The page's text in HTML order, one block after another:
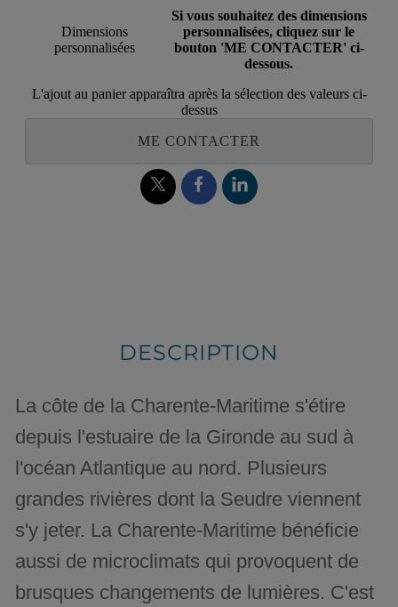
Dimensions
personnalisées
Si vous souhaitez des dimensions
personnalisées, cliquez sur le
bouton 'ME CONTACTER' ci-
dessous.
L'ajout au panier apparaîtra après la sélection des valeurs ci-
dessus
ME CONTACTER
DESCRIPTION
La côte de la Charente-Maritime s'étire
depuis l'estuaire de la Gironde au sud à
l'océan Atlantique au nord. Plusieurs
grandes rivières dont la Seudre viennent
s'y jeter. La Charente-Maritime bénéficie
aussi de microclimats qui provoquent de
brusques changements de lumières. C'est